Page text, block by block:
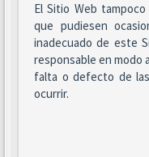
El Sitio Web
que pudiesen
inadecuado de este
responsable en modo
falta o defecto de
ocurrir.